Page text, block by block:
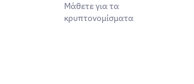
Μάθετε για τα
κρυπτονομίσματα